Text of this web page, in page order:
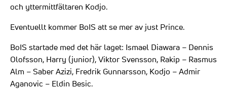
och yttermittfältaren Kodjo.
Eventuellt kommer BoIS att se mer av just Prince.
BoIS startade med det här laget: Ismael Diawara – Dennis
Olofsson, Harry (junior), Viktor Svensson, Rakip – Rasmus
Alm – Saber Azizi, Fredrik Gunnarsson, Kodjo – Admir
Aganovic – Eldin Besic.